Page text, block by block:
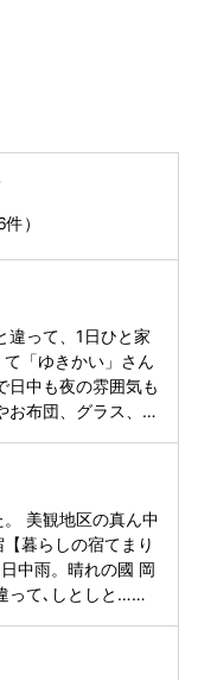
）
違って、1日ひと家
「ゆきかい」さん
日中も夜の雰囲気も
。 毎日の生活の中
みたいなと思え
スを見てみたいと
フさん
スメのお店も教えて
ルカ
さに感動しまし
いいなと思いまし
美観地区の真ん中
暮らしの宿てまり
って､しとしと…く
はピンポイントで
気持ちしかしなか